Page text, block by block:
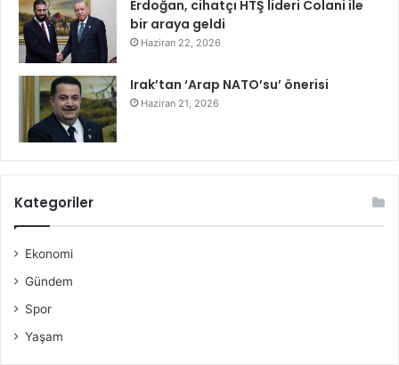
Erdoğan, cihatçı HTŞ lideri Colani ile
bir araya geldi
Haziran 22, 2026
Irak’tan ‘Arap NATO’su’ önerisi
Haziran 21, 2026
Kategoriler
Ekonomi
Gündem
Spor
Yaşam